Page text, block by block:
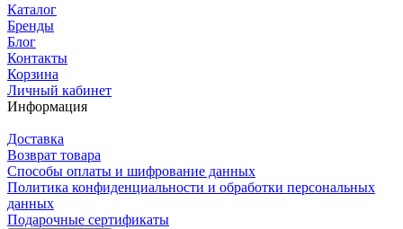
Каталог
Бренды
Блог
Контакты
Корзина
Личный кабинет
Информация
Доставка
Возврат товара
Способы оплаты и шифрование данных
Политика конфиденциальности и обработки персональных
данных
Подарочные сертификаты